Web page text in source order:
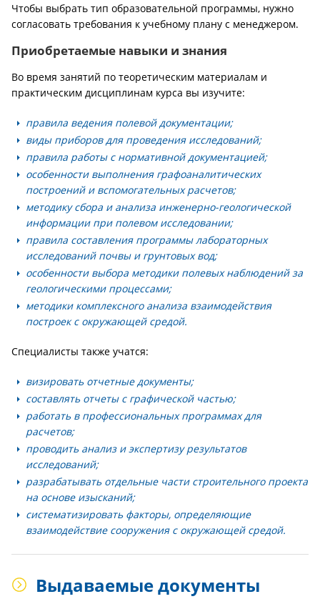
Чтобы выбрать тип образовательной программы, нужно
согласовать требования к учебному плану с менеджером.
Приобретаемые навыки и знания
Во время занятий по теоретическим материалам и
практическим дисциплинам курса вы изучите:
правила ведения полевой документации;
виды приборов для проведения исследований;
правила работы с нормативной документацией;
особенности выполнения графоаналитических
построений и вспомогательных расчетов;
методику сбора и анализа инженерно-геологической
информации при полевом исследовании;
правила составления программы лабораторных
исследований почвы и грунтовых вод;
особенности выбора методики полевых наблюдений за
геологическими процессами;
методики комплексного анализа взаимодействия
построек с окружающей средой.
Специалисты также учатся:
визировать отчетные документы;
составлять отчеты с графической частью;
работать в профессиональных программах для
расчетов;
проводить анализ и экспертизу результатов
исследований;
разрабатывать отдельные части строительного проекта
на основе изысканий;
систематизировать факторы, определяющие
взаимодействие сооружения с окружающей средой.
Выдаваемые документы